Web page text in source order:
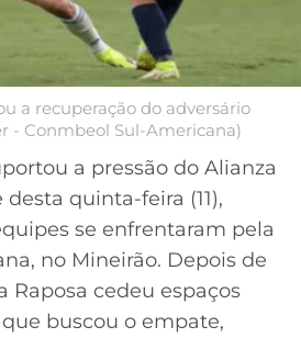
a recuperação do adversário
- Conmbeol Sul-Americana)
a pressão do Alianza
quinta-feira (11),
se enfrentaram pela
no Mineirão. Depois de
Raposa cedeu espaços
buscou o empate,